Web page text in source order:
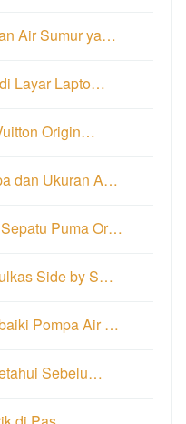
Air Sumur ya…
Layar Lapto…
Origin…
dan Ukuran A…
Puma Or…
Side by S…
Pompa Air …
Sebelu…